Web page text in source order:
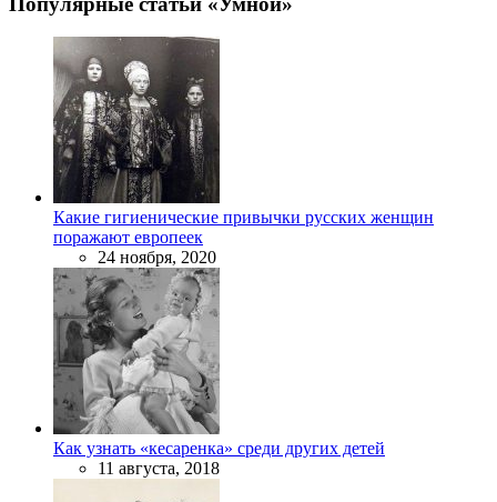
Какие гигиенические привычки русских женщин
поражают европеек
24 ноября, 2020
Как узнать «кесаренка» среди других детей
11 августа, 2018